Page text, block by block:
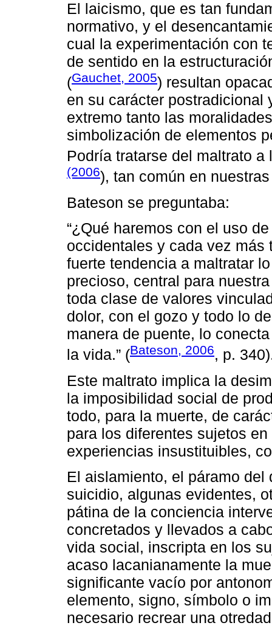
El laicismo, que es tan
normativo, y el
cual la experimentación con
de sentido en la
(Gauchet, 2005) resultan
en su carácter postradicional
extremo tanto las
simbolización de elementos
Podría tratarse del maltrato
(2006), tan común en
Bateson se preguntaba:
“¿Qué haremos con el uso
occidentales y cada vez
fuerte tendencia a maltratar
precioso, central para
toda clase de valores
dolor, con el gozo y todo lo
manera de puente, lo
la vida.” (Bateson, 2006, p.
Este maltrato implica la
la imposibilidad social de
todo, para la muerte, de
para los diferentes sujetos
experiencias insustituibles,
El aislamiento, el páramo
suicidio, algunas evidentes,
pátina de la conciencia
concretados y llevados a
vida social, inscripta en los
acaso lacanianamente la
significante vacío por
elemento, signo, símbolo o
necesario recrear una